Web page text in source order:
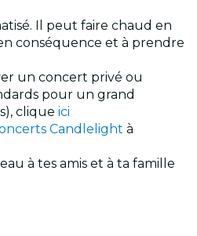
Il peut faire chaud en
conséquence et à prendre
un concert privé ou
pour un grand
clique ici
Candlelight à
à tes amis et à ta famille